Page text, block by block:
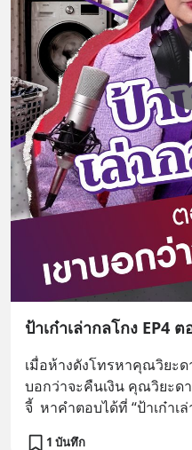
ป้าเก๋าเล่ากลโกง EP4
เมื่อห้างดังโทรหาคุณวิยะด
บอกว่าจะคืนเงิน คุณวิยะดา
จี้  หาคำตอบได้ที่ “ป้าเก๋าเ
1 บันทึก